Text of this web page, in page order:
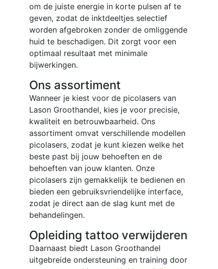
om de juiste energie in korte pulsen af te
geven, zodat de inktdeeltjes selectief
worden afgebroken zonder de omliggende
huid te beschadigen. Dit zorgt voor een
optimaal resultaat met minimale
bijwerkingen.
Ons assortiment
Wanneer je kiest voor de picolasers van
Lason Groothandel, kies je voor precisie,
kwaliteit en betrouwbaarheid. Ons
assortiment omvat verschillende modellen
picolasers, zodat je kunt kiezen welke het
beste past bij jouw behoeften en de
behoeften van jouw klanten. Onze
picolasers zijn gemakkelijk te bedienen en
bieden een gebruiksvriendelijke interface,
zodat je direct aan de slag kunt met de
behandelingen.
Opleiding tattoo verwijderen
Daarnaast biedt Lason Groothandel
uitgebreide ondersteuning en training door